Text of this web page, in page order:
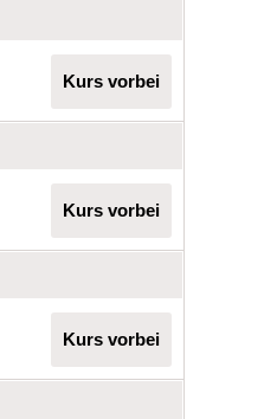
Kurs vorbei
Kurs vorbei
Kurs vorbei